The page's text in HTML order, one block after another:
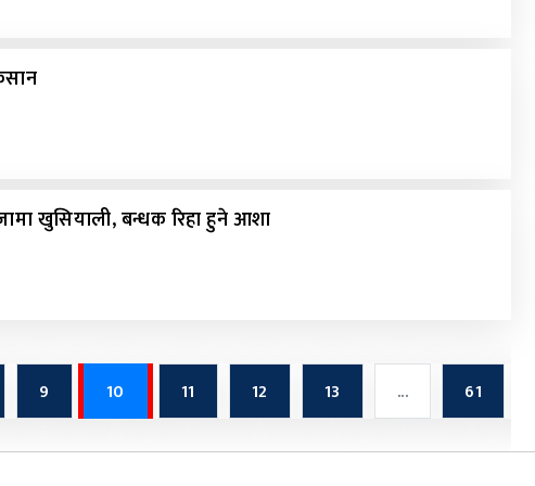
खुसियाली, बन्धक रिहा हुने आशा
9 10 11 12 13 ... 61